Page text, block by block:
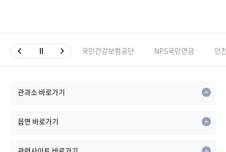
국민건강보험공단 NPS국민연금 안
관과소 바로가기
읍면 바로가기